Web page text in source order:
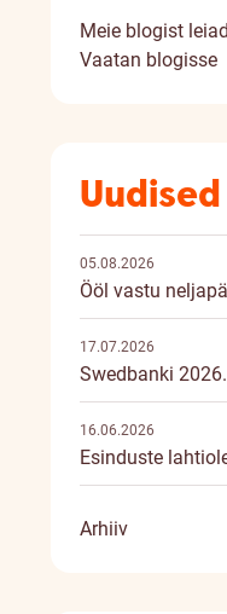
Meie blogist
Vaatan blogisse
Uudised
05.08.2026
Ööl vastu
17.07.2026
Swedbanki
16.06.2026
Esinduste
Arhiiv